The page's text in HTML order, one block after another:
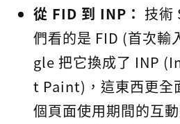
從 FID 到 INP： 技術
們看的是 FID (首次輸
gle 把它換成了 INP
t Paint)，這東西更全
個頁面使用期間的互